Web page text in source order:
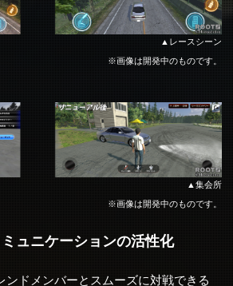
レースシーン
※画像は開発中のものです。
集会所
※画像は開発中のものです。
ュニケーションの活性化
ンドメンバーとスムーズに対戦できる